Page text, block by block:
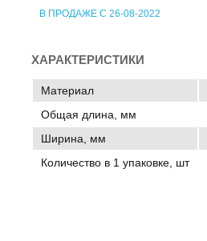
В ПРОДАЖЕ С 26-08-2022
ХАРАКТЕРИСТИКИ
Материал
Общая длина, мм
Ширина, мм
Количество в 1 упаковке, шт